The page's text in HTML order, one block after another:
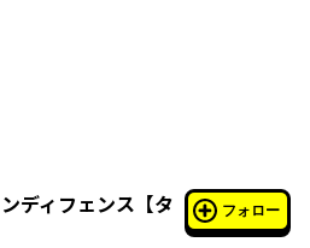
ディフェンス【タ
フォロー